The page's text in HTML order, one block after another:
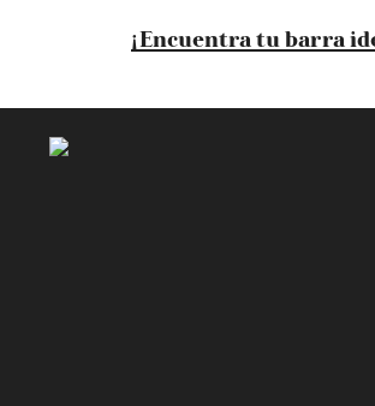
¡Encuentra tu barra